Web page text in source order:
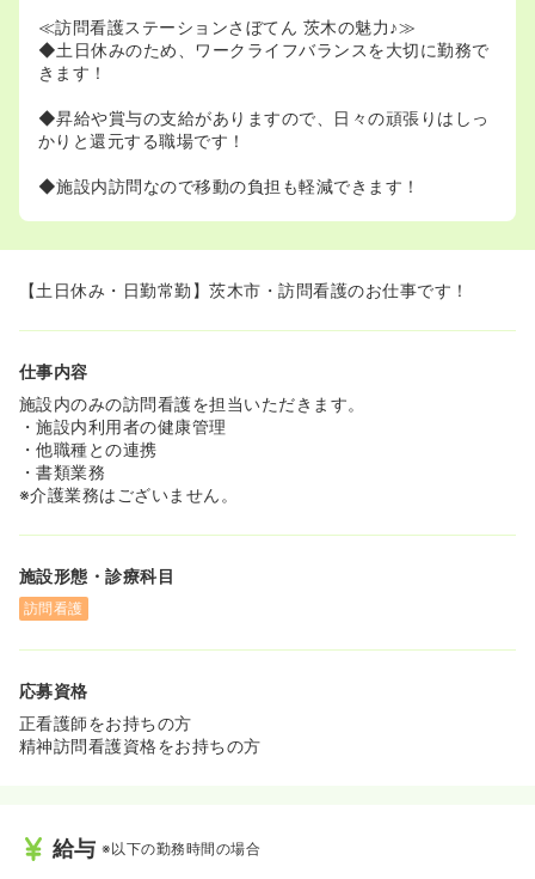
≪訪問看護ステーションさぼてん 茨木の魅力♪≫
◆土日休みのため、ワークライフバランスを大切に勤務で
きます！
◆昇給や賞与の支給がありますので、日々の頑張りはしっ
かりと還元する職場です！
◆施設内訪問なので移動の負担も軽減できます！
【土日休み・日勤常勤】茨木市・訪問看護のお仕事です！
仕事内容
施設内のみの訪問看護を担当いただきます。
・施設内利用者の健康管理
・他職種との連携
・書類業務
※介護業務はございません。
施設形態・診療科目
訪問看護
応募資格
正看護師をお持ちの方
精神訪問看護資格をお持ちの方
給与 ※以下の勤務時間の場合